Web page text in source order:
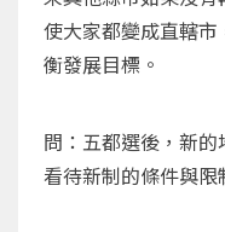
使大家都變成直轄
衡發展目標。
問：五都選後，新
看待新制的條件與限